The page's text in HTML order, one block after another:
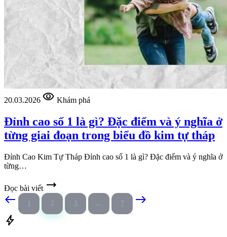
20.03.2026 visibility Khám phá
Đỉnh cao số 1 là gì? Đặc điểm và ý nghĩa ở
từng giai đoạn trong biểu đồ kim tự tháp
Đỉnh Cao Kim Tự Tháp Đỉnh cao số 1 là gì? Đặc điểm và ý nghĩa ở
từng…
Đọc bài viết trending_flat
west
1 2 3 … 7
east
bolt